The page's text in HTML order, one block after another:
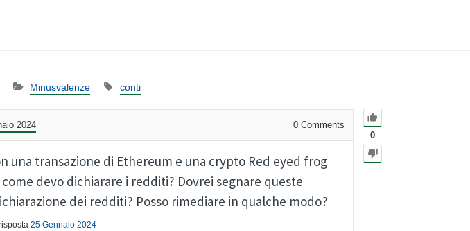
Minusvalenze conti
0
2024 0 Comments
una transazione di Ethereum e una crypto Red eyed frog
devo dichiarare i redditi? Dovrei segnare queste
dei redditi? Posso rimediare in qualche modo?
25 Gennaio 2024